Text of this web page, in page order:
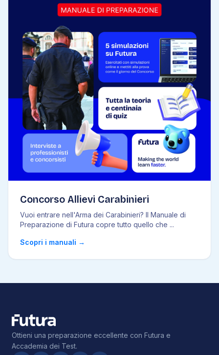
Concorso Allievi Carabinieri
Vuoi entrare nell'Arma dei Carabinieri? Il Manuale di
Preparazione di Futura copre tutto quello che ...
Scopri i manuali →
Ottieni una preparazione eccellente con Futura e
Accademia dei Test.